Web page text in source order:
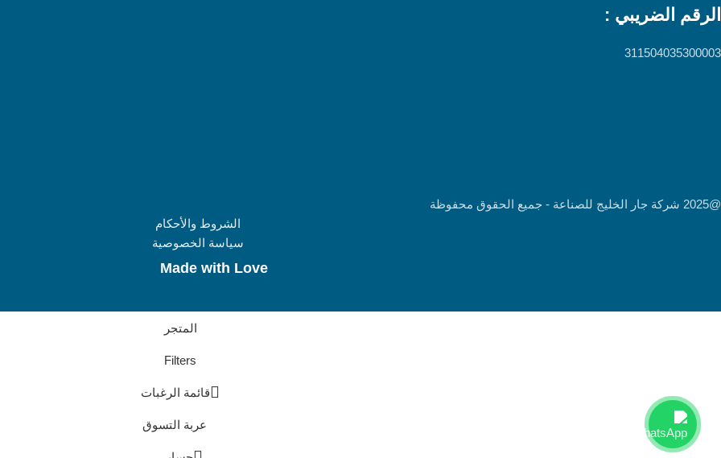
الرقم الضريبي :
311504035300003
@2025 شركة جار الخليج للصناعة - جميع الحقوق محفوظة
الشروط والأحكام
سياسة الخصوصية
Made with Love
المتجر
Filters
قائمة الرغبات
عربة التسوق